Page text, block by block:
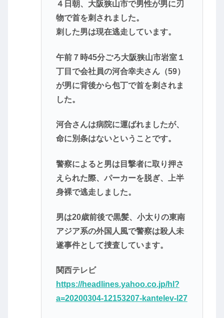
４日朝、大阪狭山市で男性が男に刃
物で首を刺されました。
刺した男は現在逃走しています。
午前７時45分ごろ大阪狭山市岩室１
丁目で会社員の河合幸夫さん（59）
が男に背後から包丁で首を刺されま
した。
河合さんは病院に運ばれましたが、
命に別条はないということです。
警察によると男は目撃者に取り押さ
えられた際、パーカーを脱ぎ、上半
身裸で逃走しました。
男は20歳前後で黒髪、小太りの東南
アジア系の外国人風で警察は殺人未
遂事件として捜査しています。
関西テレビ
https://headlines.yahoo.co.jp/hl?
a=20200304-12153207-kantelev-l27